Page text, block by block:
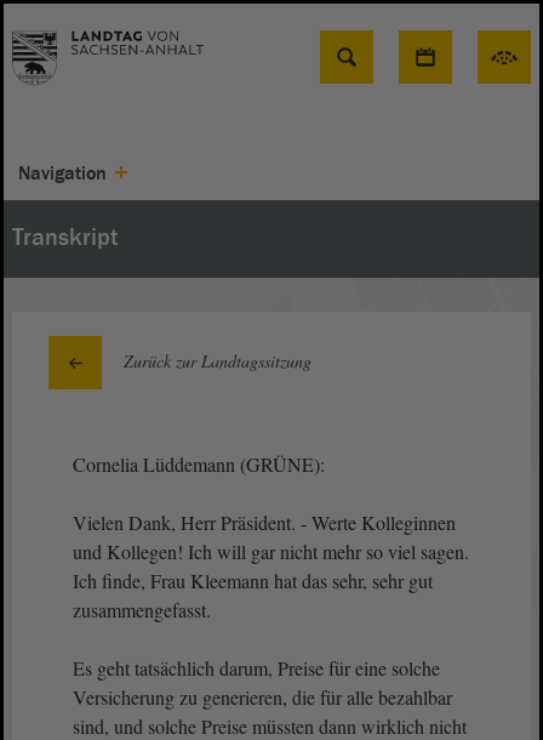
Suche
Navigation
Transkript
Zurück zur Landtagssitzung
Cornelia Lüddemann (GRÜNE):
Vielen Dank, Herr Präsident. - Werte Kolleginnen
und Kollegen! Ich will gar nicht mehr so viel sagen.
Ich finde, Frau Kleemann hat das sehr, sehr gut
zusammengefasst.
Es geht tatsächlich darum, Preise für eine solche
Versicherung zu generieren, die für alle bezahlbar
sind, und solche Preise müssten dann wirklich nicht